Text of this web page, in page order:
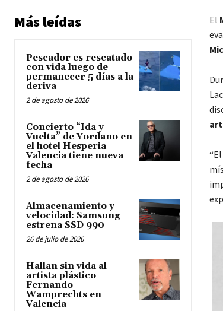
Más leídas
Pescador es rescatado
con vida luego de
permanecer 5 días a la
deriva
2 de agosto de 2026
Concierto “Ida y
Vuelta” de Yordano en
el hotel Hesperia
Valencia tiene nueva
fecha
2 de agosto de 2026
Almacenamiento y
velocidad: Samsung
estrena SSD 990
26 de julio de 2026
Hallan sin vida al
artista plástico
Fernando
Wamprechts en
Valencia
El